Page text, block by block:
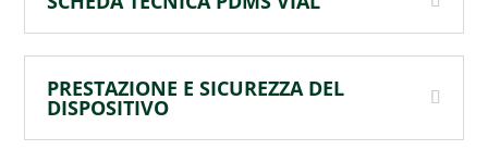
PRESTAZIONE E SICUREZZA DEL
DISPOSITIVO